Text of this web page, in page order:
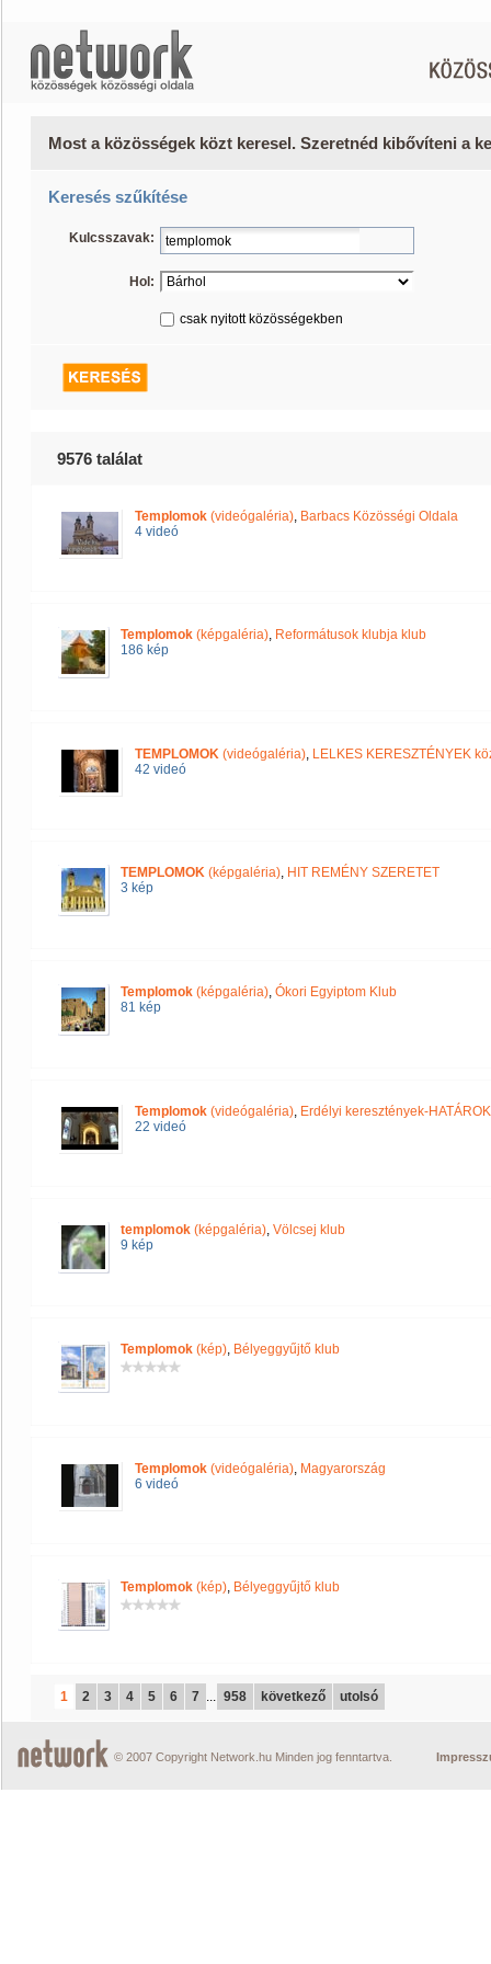
Most a közösségek közt keresel. Szeretnéd kibővíteni a
Keresés szűkítése
Kulcsszavak:
Hol:
csak nyitott közösségekben
9576 találat
Templomok (videógaléria), Barbacs Közösségi Oldala
4 videó
Templomok (képgaléria), Reformátusok klubja klub
186 kép
TEMPLOMOK (videógaléria), LELKES KERESZTÉNYEK
42 videó
TEMPLOMOK (képgaléria), HIT REMÉNY SZERETET
3 kép
Templomok (képgaléria), Ókori Egyiptom Klub
81 kép
Templomok (videógaléria), Erdélyi keresztények-
22 videó
templomok (képgaléria), Völcsej klub
9 kép
Templomok (kép), Bélyeggyűjtő klub
Templomok (videógaléria), Magyarország
6 videó
Templomok (kép), Bélyeggyűjtő klub
1 2 3 4 5 6 7 ... 958 következő utolsó
© 2007 Copyright Network.hu Minden jog fenntartva.